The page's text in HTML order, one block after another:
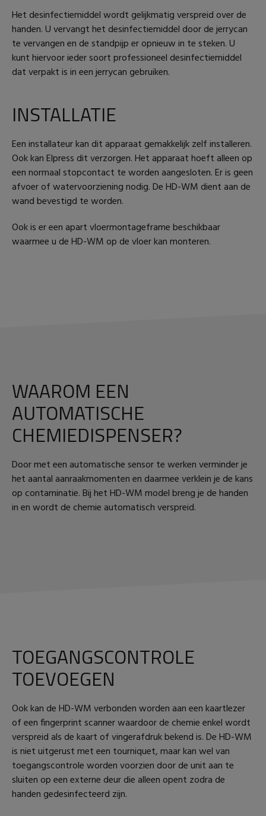
Het desinfectiemiddel wordt gelijkmatig verspreid over de
handen. U vervangt het desinfectiemiddel door de jerrycan
te vervangen en de standpijp er opnieuw in te steken. U
kunt hiervoor ieder soort professioneel desinfectiemiddel
dat verpakt is in een jerrycan gebruiken.
INSTALLATIE
Een installateur kan dit apparaat gemakkelijk zelf installeren.
Ook kan Elpress dit verzorgen. Het apparaat hoeft alleen op
een normaal stopcontact te worden aangesloten. Er is geen
afvoer of watervoorziening nodig. De HD-WM dient aan de
wand bevestigd te worden.
Ook is er een apart vloermontageframe beschikbaar
waarmee u de HD-WM op de vloer kan monteren.
WAAROM EEN
AUTOMATISCHE
CHEMIEDISPENSER?
Door met een automatische sensor te werken verminder je
het aantal aanraakmomenten en daarmee verklein je de kans
op contaminatie. Bij het HD-WM model breng je de handen
in en wordt de chemie automatisch verspreid.
TOEGANGSCONTROLE
TOEVOEGEN
Ook kan de HD-WM verbonden worden aan een kaartlezer
of een fingerprint scanner waardoor de chemie enkel wordt
verspreid als de kaart of vingerafdruk bekend is. De HD-WM
is niet uitgerust met een tourniquet, maar kan wel van
toegangscontrole worden voorzien door de unit aan te
sluiten op een externe deur die alleen opent zodra de
handen gedesinfecteerd zijn.